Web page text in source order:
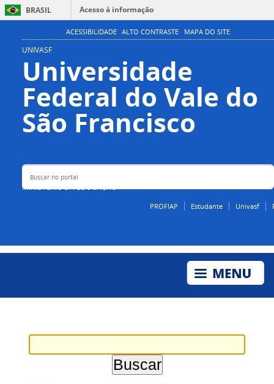
BRASIL
Acesso à informação
Participe
Canais
ACESSIBILIDADE ALTO CONTRASTE MAPA DO SITE
UNIVASF
Universidade
Federal do Vale do
São Francisco
MINISTÉRIO DA EDUCAÇÃO
Buscar no portal
PROFIAP Estudante Univasf